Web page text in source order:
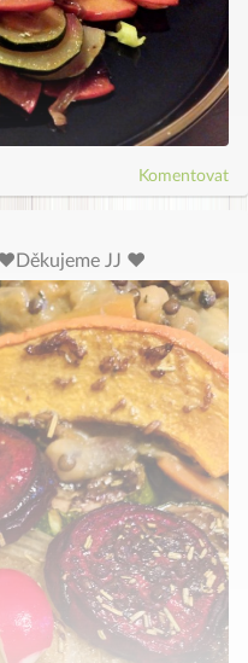
Komentovat
JJ ♥️